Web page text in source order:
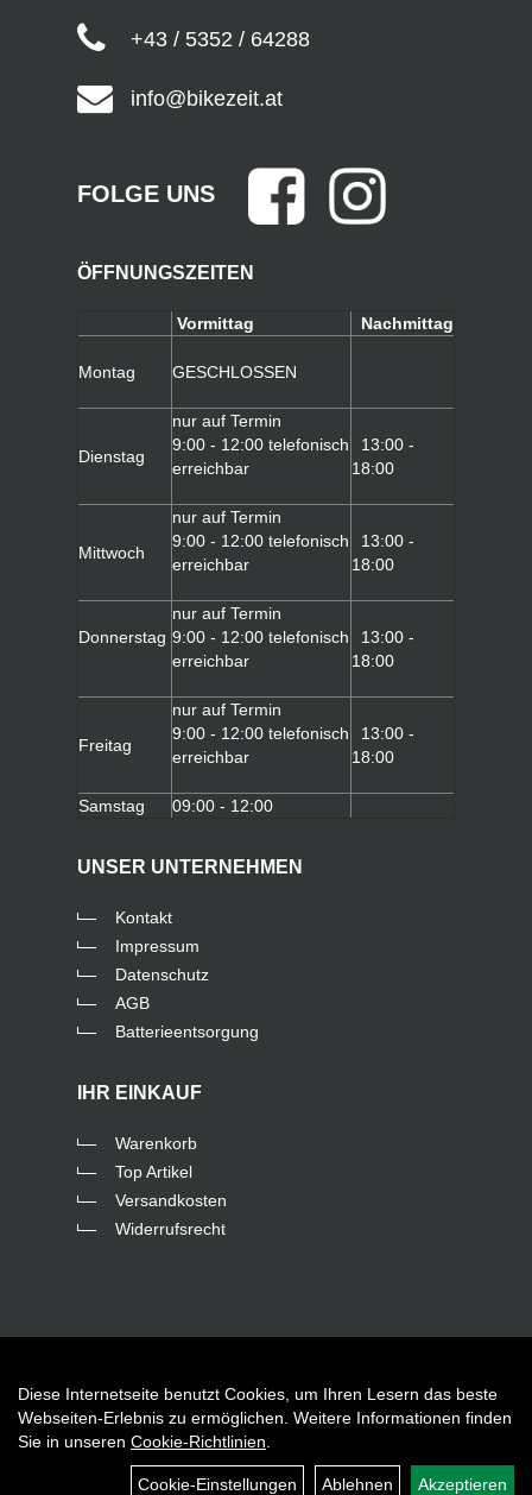
+43 / 5352 / 64288
info@bikezeit.at
FOLGE UNS
ÖFFNUNGSZEITEN
Vormittag Nachmittag
Montag GESCHLOSSEN
Dienstag
nur auf Termin
9:00 - 12:00 telefonisch
erreichbar
13:00 -
18:00
Mittwoch
nur auf Termin
9:00 - 12:00 telefonisch
erreichbar
13:00 -
18:00
Donnerstag
nur auf Termin
9:00 - 12:00 telefonisch
erreichbar
13:00 -
18:00
Freitag
nur auf Termin
9:00 - 12:00 telefonisch
erreichbar
13:00 -
18:00
Samstag 09:00 - 12:00
UNSER UNTERNEHMEN
Kontakt
Impressum
Datenschutz
AGB
Batterieentsorgung
IHR EINKAUF
Warenkorb
Top Artikel
Versandkosten
Widerrufsrecht
Diese Internetseite benutzt Cookies, um Ihren Lesern das beste
Webseiten-Erlebnis zu ermöglichen. Weitere Informationen finden
Sie in unseren Cookie-Richtlinien
Cookie-Einstellungen Ablehnen Akzeptieren
Auftrag widerrufen